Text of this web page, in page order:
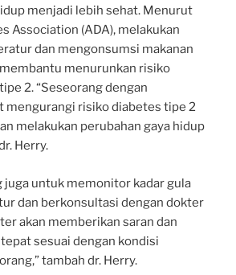
menjadi lebih sehat. Menurut
Association (ADA), melakukan
dan mengonsumsi makanan
menurunkan risiko
2. “Seseorang dengan
mengurangi risiko diabetes tipe 2
melakukan perubahan gaya hidup
Herry.
juga untuk memonitor kadar gula
dan berkonsultasi dengan dokter
akan memberikan saran dan
sesuai dengan kondisi
tambah dr. Herry.